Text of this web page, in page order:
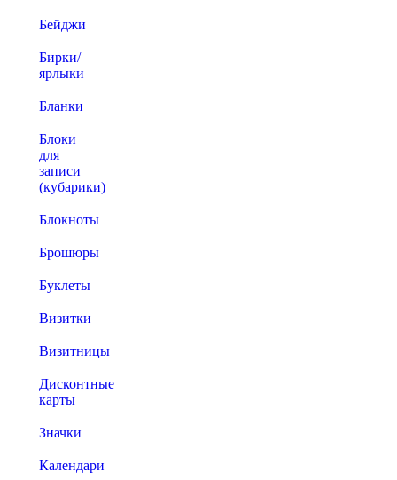
Бейджи
Бирки/
ярлыки
Бланки
Блоки
для
записи
(кубарики)
Блокноты
Брошюры
Буклеты
Визитки
Визитницы
Дисконтные
карты
Значки
Календари